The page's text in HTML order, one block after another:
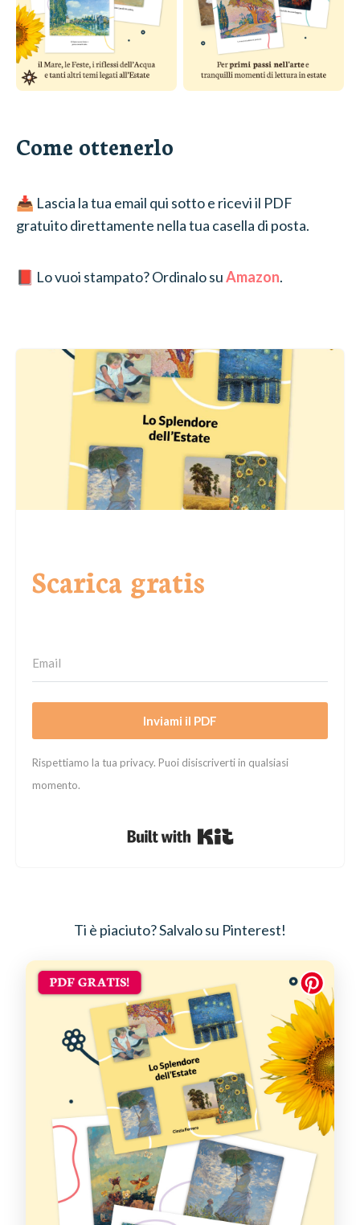
Come ottenerlo
📥 Lascia la tua email qui sotto e ricevi il PDF
gratuito direttamente nella tua casella di posta.
📕 Lo vuoi stampato? Ordinalo suAmazon.
Scarica gratis
Inviami il PDF
Rispettiamo la tua privacy. Puoi disiscriverti in qualsiasi
momento.
Ti è piaciuto? Salvalo su Pinterest!